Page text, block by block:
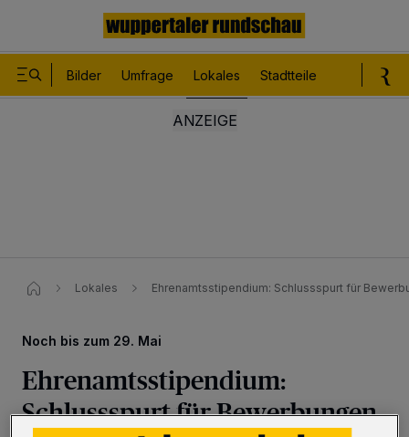
Bilder Umfrage Lokales Stadtteile
Lokales Ehrenamtsstipendium: Schlussspurt für
Noch bis zum 29. Mai
Ehrenamtsstipendium:
Schlussspurt für Bewerbungen